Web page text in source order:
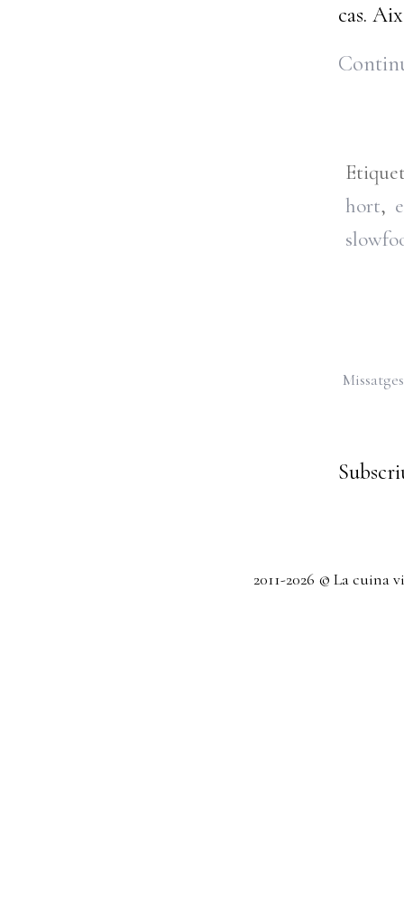
cas.
hort,
2011-2026 © La